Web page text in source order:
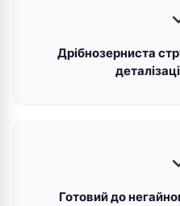
Дрібнозерниста
Готовий до